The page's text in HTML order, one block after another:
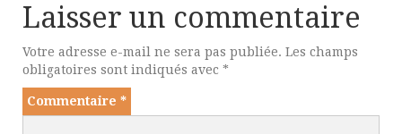
Laisser un commentaire
Votre adresse e-mail ne sera pas publiée. Les champs
obligatoires sont indiqués avec *
Commentaire *